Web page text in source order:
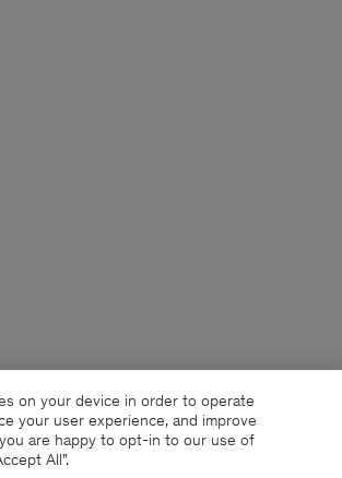
on your device in order to operate
your user experience, and improve
are happy to opt-in to our use of
All”.